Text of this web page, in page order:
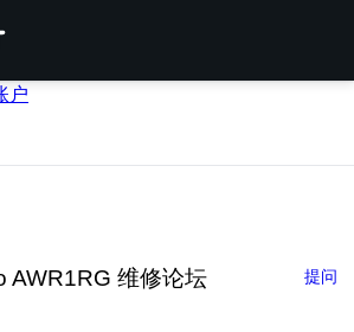
户
AWR1RG 维修论坛 提问